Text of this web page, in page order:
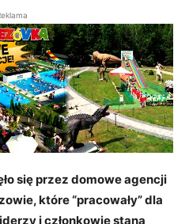
się przez domowe agencji
które “pracowały” dla
i członkowie staną